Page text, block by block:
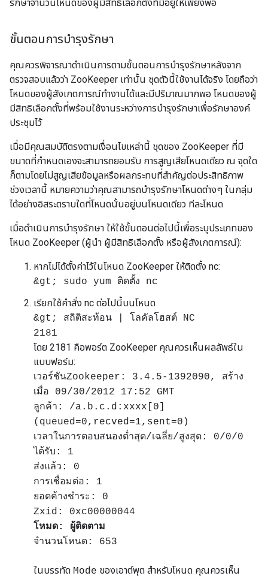
รักษาจำนวนโหนดของผู้มีสิทธิ์เลือกตั้งที่มีอยู่ให้เพียงพอ
ขั้นตอนการบำรุงรักษา
คุณควรพิจารณาดำเนินการตามขั้นตอนการบำรุงรักษาหลังจาก
ตรวจสอบแล้วว่า ZooKeeper เท่านั้น ชุดตัวนี้ใช้งานได้จริง โดยถือว่า
โหนดของผู้สังเกตการณ์ทำงานได้และมีปริมาณมากพอ โหนดของผู้
มีสิทธิเลือกตั้งที่พร้อมใช้งานระหว่างการบำรุงรักษาเพื่อรักษาองค์
ประชุมไว้
เมื่อมีคุณสมบัติตรงตามเงื่อนไขเหล่านี้ ชุดของ ZooKeeper ที่มี
ขนาดที่กำหนดเองจะสามารถยอมรับ การสูญเสียโหนดเดียว ณ จุดใด
ก็ตามโดยไม่สูญเสียข้อมูลหรือผลกระทบที่สำคัญต่อประสิทธิภาพ
ช่วงเวลานี้ หมายความว่าคุณสามารถบำรุงรักษาโหนดต่างๆ ในกลุ่ม
ได้อย่างอิสระตราบใดที่โหนดนั้นอยู่บนโหนดเดียว ทีละโหนด
เมื่อดำเนินการบำรุงรักษา ให้ใช้ขั้นตอนต่อไปนี้เพื่อระบุประเภทของ
โหนด ZooKeeper (ผู้นำ ผู้มีสิทธิเลือกตั้ง หรือผู้สังเกตการณ์):
หากไม่ได้ตั้งค่าไว้ในโหนด ZooKeeper ให้ติดตั้ง nc:
&gt; sudo yum ติดตั้ง nc
เรียกใช้คำสั่ง nc ต่อไปนี้บนโหนด
&gt; สถิติสะท้อน | โลคัลโฮสต์ NC
2181
โดย 2181 คือพอร์ต ZooKeeper คุณควรเห็นผลลัพธ์ใน
แบบฟอร์ม:
เวอร์ชันZookeeper: 3.4.5-1392090, สร้าง
เมื่อ 09/30/2012 17:52 GMT
ลูกค้า: /a.b.c.d:xxxx[0]
(queued=0,recved=1,sent=0)
เวลาในการตอบสนองต่ำสุด/เฉลี่ย/สูงสุด: 0/0/0
ได้รับ: 1
ส่งแล้ว: 0
การเชื่อมต่อ: 1
ยอดค้างชำระ: 0
Zxid: 0xc00000044
โหมด: ผู้ติดตาม
จำนวนโหนด: 653
ในบรรทัด Mode ของเอาต์พุต สำหรับโหนด คุณควรเห็น